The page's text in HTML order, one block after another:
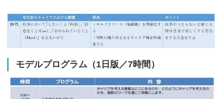
モデルプログラム（1日版／7時間）